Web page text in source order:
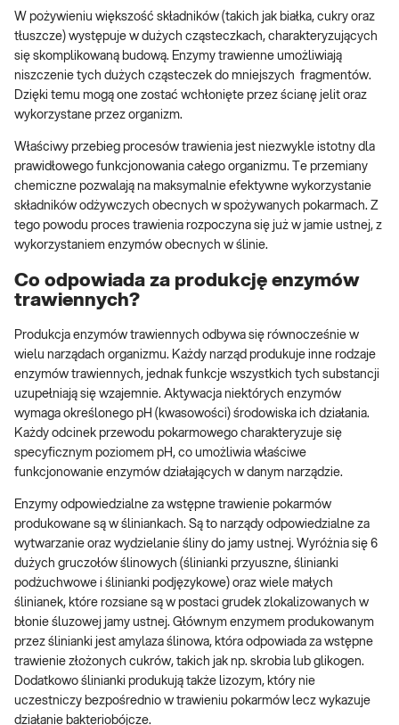
W pożywieniu większość składników (takich jak białka, cukry oraz
tłuszcze) występuje w dużych cząsteczkach, charakteryzujących
się skomplikowaną budową. Enzymy trawienne umożliwiają
niszczenie tych dużych cząsteczek do mniejszych fragmentów.
Dzięki temu mogą one zostać wchłonięte przez ścianę jelit oraz
wykorzystane przez organizm.
Właściwy przebieg procesów trawienia jest niezwykle istotny dla
prawidłowego funkcjonowania całego organizmu. Te przemiany
chemiczne pozwalają na maksymalnie efektywne wykorzystanie
składników odżywczych obecnych w spożywanych pokarmach. Z
tego powodu proces trawienia rozpoczyna się już w jamie ustnej, z
wykorzystaniem enzymów obecnych w ślinie.
Co odpowiada za produkcję enzymów
trawiennych?
Produkcja enzymów trawiennych odbywa się równocześnie w
wielu narządach organizmu. Każdy narząd produkuje inne rodzaje
enzymów trawiennych, jednak funkcje wszystkich tych substancji
uzupełniają się wzajemnie. Aktywacja niektórych enzymów
wymaga określonego pH (kwasowości) środowiska ich działania.
Każdy odcinek przewodu pokarmowego charakteryzuje się
specyficznym poziomem pH, co umożliwia właściwe
funkcjonowanie enzymów działających w danym narządzie.
Enzymy odpowiedzialne za wstępne trawienie pokarmów
produkowane są w śliniankach. Są to narządy odpowiedzialne za
wytwarzanie oraz wydzielanie śliny do jamy ustnej. Wyróżnia się 6
dużych gruczołów ślinowych (ślinianki przyuszne, ślinianki
podżuchwowe i ślinianki podjęzykowe) oraz wiele małych
ślinianek, które rozsiane są w postaci grudek zlokalizowanych w
błonie śluzowej jamy ustnej. Głównym enzymem produkowanym
przez ślinianki jest amylaza ślinowa, która odpowiada za wstępne
trawienie złożonych cukrów, takich jak np. skrobia lub glikogen.
Dodatkowo ślinianki produkują także lizozym, który nie
uczestniczy bezpośrednio w trawieniu pokarmów lecz wykazuje
działanie bakteriobójcze.